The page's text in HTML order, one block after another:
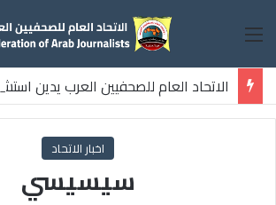
القائمة
الاتحاد العام للصحفيين العرب يدين
ثلاثة صحفيين فلسطينيين باستهداف
اخبار الاتحاد
سيسيسي